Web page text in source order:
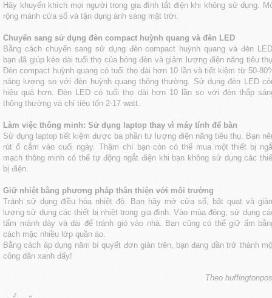
Hãy khuyến khích mọi người trong gia đình tắt điện khi không sử dụng.
rộng mành cửa sổ và tận dụng ánh sáng mặt trời.
Chuyển sang sử dụng đèn compact huỳnh quang và đèn LED
Bằng cách chuyển sang sử dụng đèn compact huỳnh quang và đèn
bạn đã giúp kéo dài tuổi thọ của bóng đèn và giảm lượng điện năng tiêu
Đèn compact huỳnh quang có tuổi thọ dài hơn 10 lần và tiết kiệm từ 50-
năng lượng so với đèn huỳnh quang thông thường. Sử dụng đèn LED
hiệu quả hơn. Đèn LED có tuổi thọ dài hơn 10 lần so với đèn thắp
thông thường và chỉ tiêu tốn 2-17 watt.
Làm việc thông minh: Sử dụng laptop thay vì máy tính để bàn
Sử dụng laptop tiết kiệm được ba phần tư lượng điện năng tiêu thụ. Bạn
rút ổ cắm vào cuối ngày. Thậm chí bạn còn có thể mua một thiết bị
mạch thông minh có thể tự động ngắt điện khi bạn không sử dụng các
bị điện.
Giữ nhiệt bằng phương pháp thân thiện với môi trường
Tránh sử dụng điều hòa nhiệt độ. Bạn hãy mở cửa sổ, bật quạt và
lượng sử dụng các thiết bị nhiệt trong gia đình. Vào mùa đông, sử dụng
tấm mành dày và dài để tránh gió vào nhà. Bạn cũng có thể giữ ấm
cách mặc nhiều lớp quần áo.
Bằng cách áp dụng năm bí quyết đơn giản trên, bạn đang dần trở thành
công dân xanh đấy!
Theo